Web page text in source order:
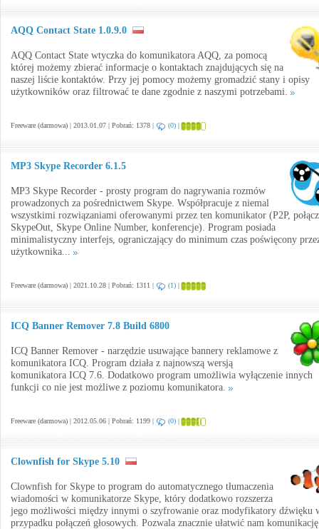
AQQ Contact State 1.0.9.0
AQQ Contact State wtyczka do komunikatora AQQ, za pomocą
której możemy zbierać informacje o kontaktach znajdujących się na
naszej liście kontaktów. Przy jej pomocy możemy gromadzić stany i opisy
użytkowników oraz filtrować te dane zgodnie z naszymi potrzebami.
Freeware (darmowa) | 2013.01.07 | Pobrań: 1378 | (0) |
MP3 Skype Recorder 6.1.5
MP3 Skype Recorder - prosty program do nagrywania rozmów
prowadzonych za pośrednictwem Skype. Współpracuje z niemal
wszystkimi rozwiązaniami oferowanymi przez ten komunikator (P2P,
SkypeOut, Skype Online Number, konferencje). Program posiada
minimalistyczny interfejs, ograniczający do minimum czas poświęcony
użytkownika...
Freeware (darmowa) | 2021.10.28 | Pobrań: 1311 | (1) |
ICQ Banner Remover 7.8 Build 6800
ICQ Banner Remover - narzędzie usuwające bannery reklamowe z
komunikatora ICQ. Program działa z najnowszą wersją
komunikatora ICQ 7.6. Dodatkowo program umożliwia wyłączenie innych
funkcji co nie jest możliwe z poziomu komunikatora.
Freeware (darmowa) | 2012.05.06 | Pobrań: 1199 | (0) |
Clownfish for Skype 5.10
Clownfish for Skype to program do automatycznego tłumaczenia
wiadomości w komunikatorze Skype, który dodatkowo rozszerza
jego możliwości między innymi o szyfrowanie oraz modyfikatory dźwięku
przypadku połączeń głosowych. Pozwala znacznie ułatwić nam